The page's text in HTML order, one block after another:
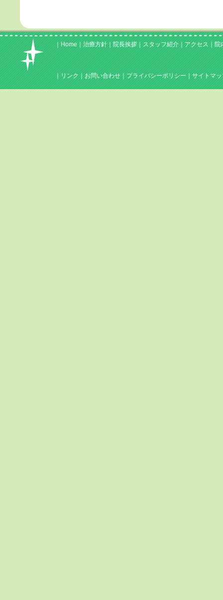
｜Home｜治療方針｜院長挨拶｜スタッフ紹介｜アクセス｜院
｜リンク｜お問い合わせ｜プライバシーポリシー｜サイトマ